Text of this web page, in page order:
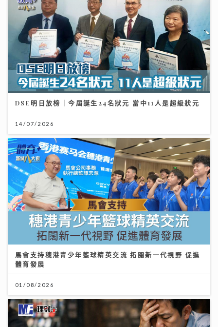
DSE明日放榜｜今屆誕生24名狀元 當中11人是超級狀元
14/07/2026
馬會支持穗港青少年籃球精英交流 拓闊新一代視野 促進
體育發展
01/08/2026